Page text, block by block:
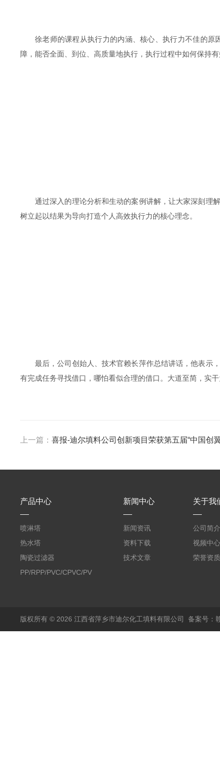
徐老师的课程从执行力的内涵、核心、执行力不佳的
障，能否全面、到位、高质量地执行，执行过程中如何保持
通过深入的理论分析和生动的案例讲解，让大家深刻理
树立起以结果为导向打造个人高效执行力的核心理念。
最后，公司创始人
、技术官赖长萍作总结讲话，他表
有完成任务寻找借口，哪怕看似合理的借口。大道至简，实
上一篇： 喜报-迪尔填料公司创新项目荣获第五届“中国创
产品中心
喷淋塔
热水塔
陶瓷过滤器
PP/RPP/PVC/CPVC/PVDF
新闻中心
新闻资讯
资料下载
技术文章
关于我
公司简介
视频中心
荣誉资质
版权所有 © 2026 江西省萍乡市迪尔化工填料有限公司 备案号：